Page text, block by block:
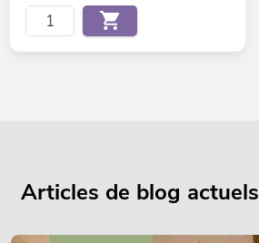
Articles de blog actuels